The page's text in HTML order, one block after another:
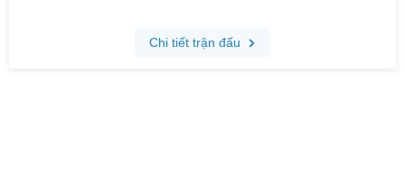
Chi tiết trận đấu